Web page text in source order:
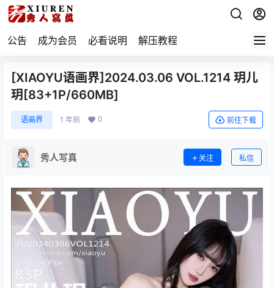
公告 成为会员 必看说明 解压教程
[XIAOYU语画界]2024.03.06 VOL.1214 玥儿
玥[83+1P/660MB]
语画界 1 年前 0 前往下载
秀人写真 关注 私信